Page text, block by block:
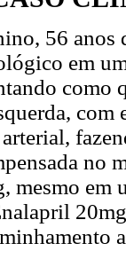
56 anos
em
no
mesmo em